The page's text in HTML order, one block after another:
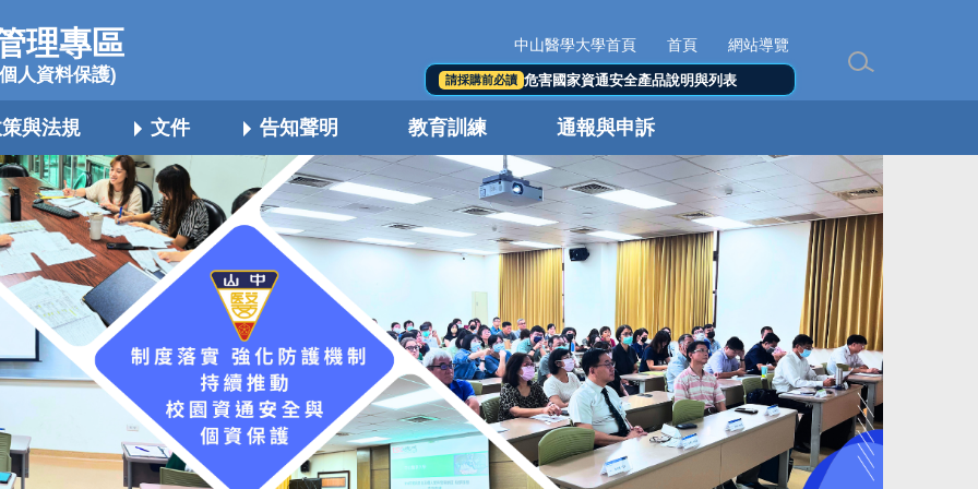
理專區
人資料保護) 請採購前必讀 危害國家資通安全產品說明與列表
中山醫學大學首頁 首頁 網站導覽
與法規 文件 告知聲明 教育訓練 通報與申訴